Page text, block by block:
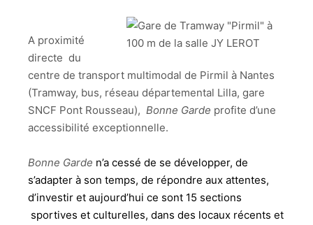
A proximité
directe du
centre de transport multimodal de Pirmil à Nantes
(Tramway, bus, réseau départemental Lilla, gare
SNCF Pont Rousseau), Bonne Garde profite d’une
accessibilité exceptionnelle.
Bonne Garde n’a cessé de se développer, de
s’adapter à son temps, de répondre aux attentes,
d’investir et aujourd’hui ce sont 15 sections
sportives et culturelles, dans des locaux récents et